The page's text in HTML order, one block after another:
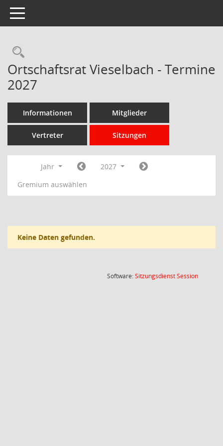
Toggle navigation
Rechercheauswahl
Ortschaftsrat Vieselbach - Termine
2027
Informationen Mitglieder
Vertreter Sitzungen
Jahr
2027
Gremium auswählen
Keine Daten gefunden.
Software:SitzungsdienstSession(Wird in